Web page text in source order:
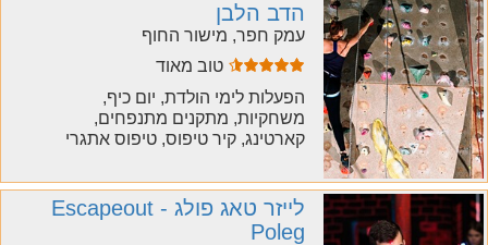
הדב הלבן
עמק חפר, מישור החוף
טוב מאוד
הפעלות לימי הולדת, יום כיף,
משחקיות, מתקנים מתנפחים,
קארטינג, קיר טיפוס, טיפוס אתגרי
לייזר טאג פולג - Escapeout
Poleg